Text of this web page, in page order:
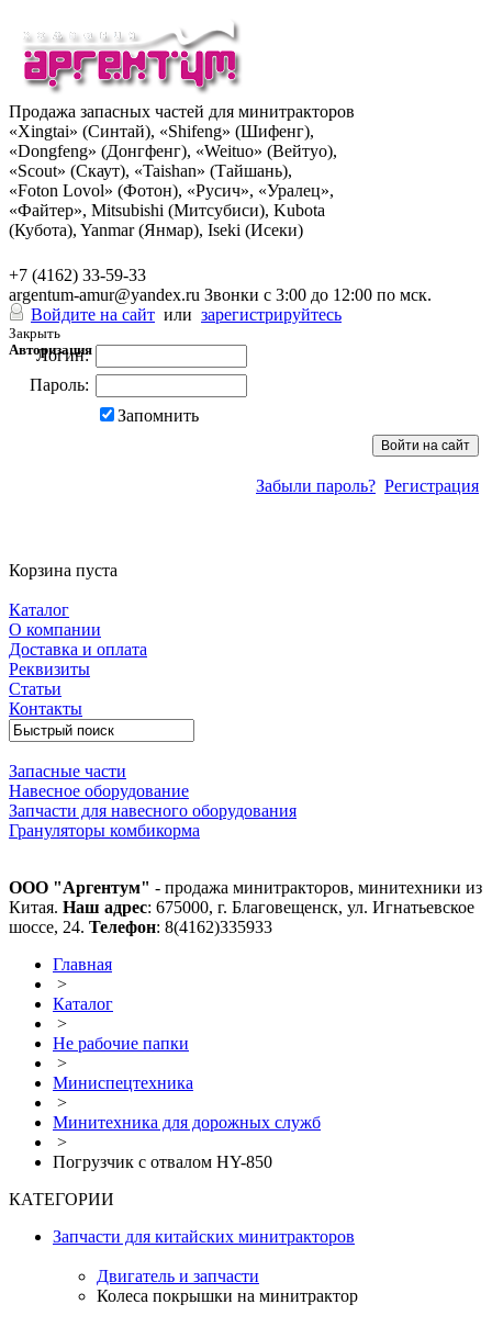
Продажа запасных частей для минитракторов
«Xingtai» (Синтай), «Shifeng» (Шифенг),
«Dongfeng» (Донгфенг), «Weituo» (Вейтуо),
«Scout» (Скаут), «Taishan» (Тайшань),
«Foton Lovol» (Фотон), «Русич», «Уралец»,
«Файтер», Mitsubishi (Митсубиси), Kubota
(Кубота), Yanmar (Янмар), Iseki (Исеки)
+7 (4162) 33-59-33
argentum-amur@yandex.ru Звонки с 3:00 до 12:00 по мск.
Войдите на сайт или зарегистрируйтесь
Закрыть
Авторизация
Логин:
Пароль:
Запомнить
Забыли пароль? Регистрация
Корзина пуста
Каталог
О компании
Доставка и оплата
Реквизиты
Статьи
Контакты
Запасные части
Навесное оборудование
Запчасти для навесного оборудования
Грануляторы комбикорма
ООО "Аргентум" - продажа минитракторов, минитехники из
Китая. Наш адрес: 675000, г. Благовещенск, ул. Игнатьевское
шоссе, 24. Телефон: 8(4162)335933
Главная
>
Каталог
>
Не рабочие папки
>
Миниспецтехника
>
Минитехника для дорожных служб
>
Погрузчик с отвалом HY-850
КАТЕГОРИИ
Запчасти для китайских минитракторов
Двигатель и запчасти
Колеса покрышки на минитрактор